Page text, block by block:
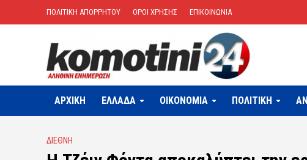
ΠΟΛΙΤΙΚΗ ΑΠΟΡΡΗΤΟΥ ΟΡΟΙ ΧΡΗΣΗΣ ΕΠΙΚΟΙΝΩΝΙΑ
ΑΡΧΙΚΗ ΕΛΛΑΔΑ OIKONOMIA ΠΟΛΙΤΙΚΗ
ΔΙΕΘΝΗ